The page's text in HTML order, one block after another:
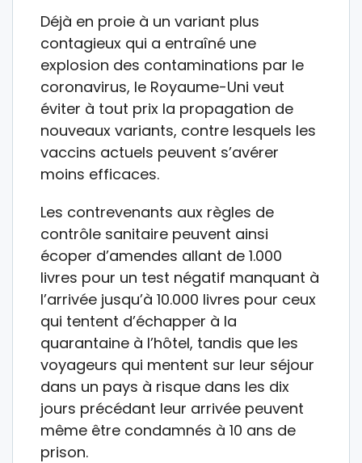
Déjà en proie à un variant plus
contagieux qui a entraîné une
explosion des contaminations par le
coronavirus, le Royaume-Uni veut
éviter à tout prix la propagation de
nouveaux variants, contre lesquels les
vaccins actuels peuvent s’avérer
moins efficaces.
Les contrevenants aux règles de
contrôle sanitaire peuvent ainsi
écoper d’amendes allant de 1.000
livres pour un test négatif manquant à
l’arrivée jusqu’à 10.000 livres pour ceux
qui tentent d’échapper à la
quarantaine à l’hôtel, tandis que les
voyageurs qui mentent sur leur séjour
dans un pays à risque dans les dix
jours précédant leur arrivée peuvent
même être condamnés à 10 ans de
prison.